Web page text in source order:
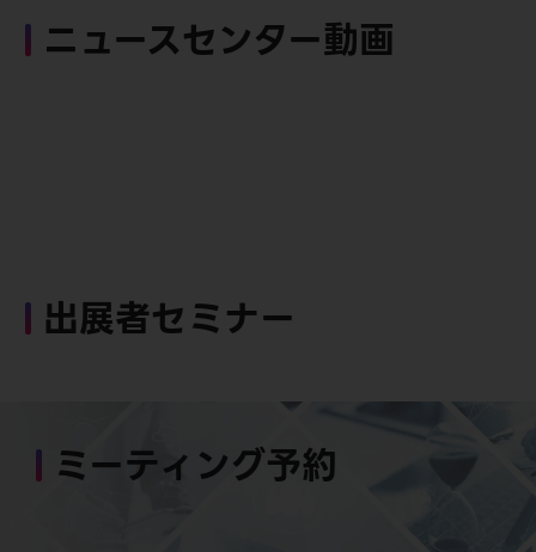
ニュースセンター動画
出展者セミナー
ミーティング予約